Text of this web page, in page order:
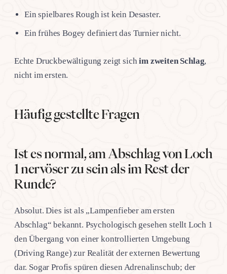
Ein spielbares Rough ist kein Desaster.
Ein frühes Bogey definiert das Turnier nicht.
Echte Druckbewältigung zeigt sichim zweiten Schlag,
nicht im ersten.
Häufig gestellte Fragen
Ist es normal, am Abschlag von Loch
1 nervöser zu sein als im Rest der
Runde?
Absolut. Dies ist als „Lampenfieber am ersten
Abschlag“ bekannt. Psychologisch gesehen stellt Loch 1
den Übergang von einer kontrollierten Umgebung
(Driving Range) zur Realität der externen Bewertung
dar. Sogar Profis spüren diesen Adrenalinschub; der